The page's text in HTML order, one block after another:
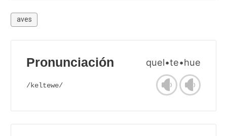
aves
Pronunciación quel•te•hue
/keltewe/